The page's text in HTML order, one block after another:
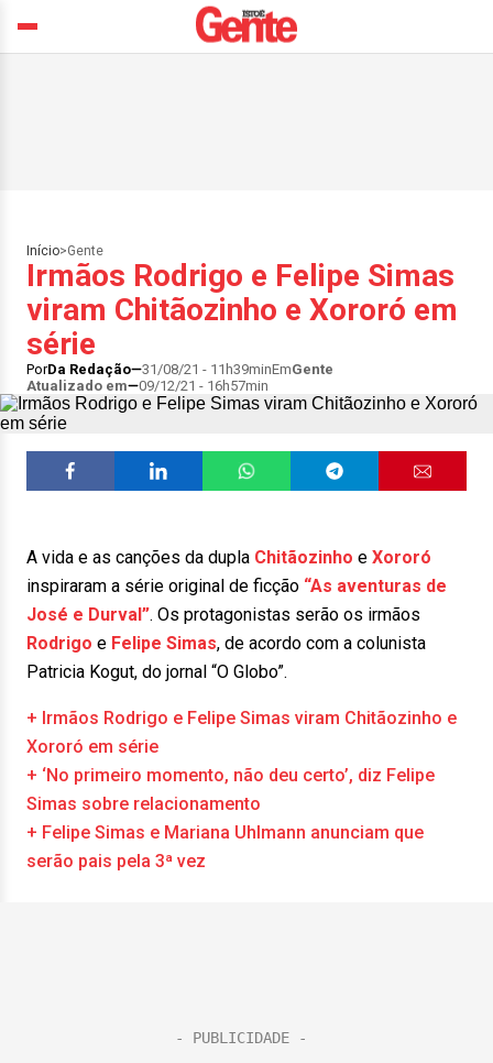
Início>Gente
Irmãos Rodrigo e Felipe Simas
viram Chitãozinho e Xororó em
série
PorDa Redação 31/08/21 - 11h39minEmGente
Atualizado em
09/12/21 - 16h57min
A vida e as canções da dupla Chitãozinho e Xororó
inspiraram a série original de ficção “As aventuras de
José e Durval”. Os protagonistas serão os irmãos
Rodrigo e Felipe Simas, de acordo com a colunista
Patricia Kogut, do jornal “O Globo”.
+ Irmãos Rodrigo e Felipe Simas viram Chitãozinho e
Xororó em série
+ ‘No primeiro momento, não deu certo’, diz Felipe
Simas sobre relacionamento
+ Felipe Simas e Mariana Uhlmann anunciam que
serão pais pela 3ª vez